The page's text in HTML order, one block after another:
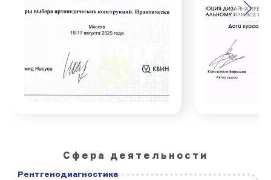
Сфера деятельности
Рентгено­диагностика